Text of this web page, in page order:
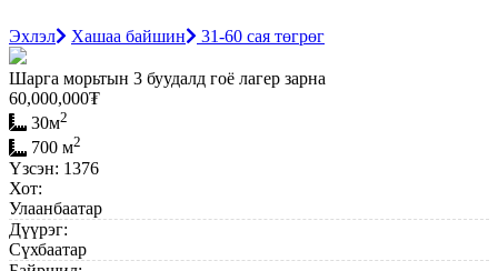
Эхлэл Хашаа байшин 31-60 сая төгрөг
Шарга морьтын 3 буудалд гоё лагер зарна
60,000,000₮
30м2
700 м2
Үзсэн: 1376
Хот:
Улаанбаатар
Дүүрэг:
Сүхбаатар